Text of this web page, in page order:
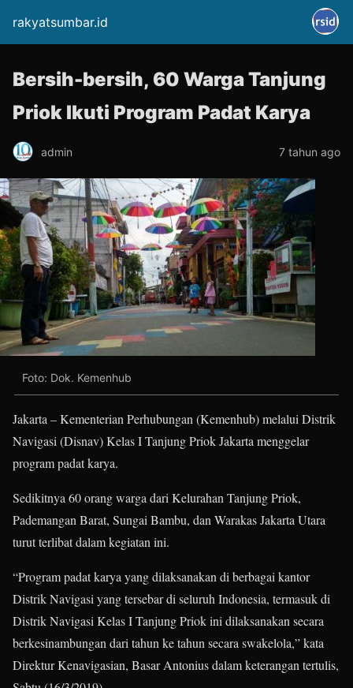
rakyatsumbar.id
Bersih-bersih, 60 Warga Tanjung
Priok Ikuti Program Padat Karya
admin 7 tahun ago
Foto: Dok. Kemenhub
Jakarta – Kementerian Perhubungan (Kemenhub) melalui Distrik
Navigasi (Disnav) Kelas I Tanjung Priok Jakarta menggelar
program padat karya.
Sedikitnya 60 orang warga dari Kelurahan Tanjung Priok,
Pademangan Barat, Sungai Bambu, dan Warakas Jakarta Utara
turut terlibat dalam kegiatan ini.
“Program padat karya yang dilaksanakan di berbagai kantor
Distrik Navigasi yang tersebar di seluruh Indonesia, termasuk di
Distrik Navigasi Kelas I Tanjung Priok ini dilaksanakan secara
berkesinambungan dari tahun ke tahun secara swakelola,” kata
Direktur Kenavigasian, Basar Antonius dalam keterangan tertulis,